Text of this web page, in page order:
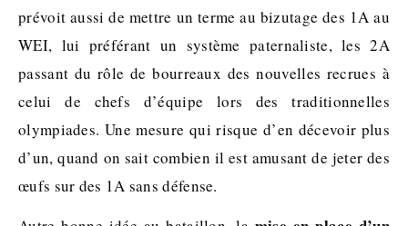
prévoit aussi de mettre un terme au bizutage des 1A au
WEI, lui préférant un système paternaliste, les 2A
passant du rôle de bourreaux des nouvelles recrues à
celui de chefs d’équipe lors des traditionnelles
olympiades. Une mesure qui risque d’en décevoir plus
d’un, quand on sait combien il est amusant de jeter des
œufs sur des 1A sans défense.